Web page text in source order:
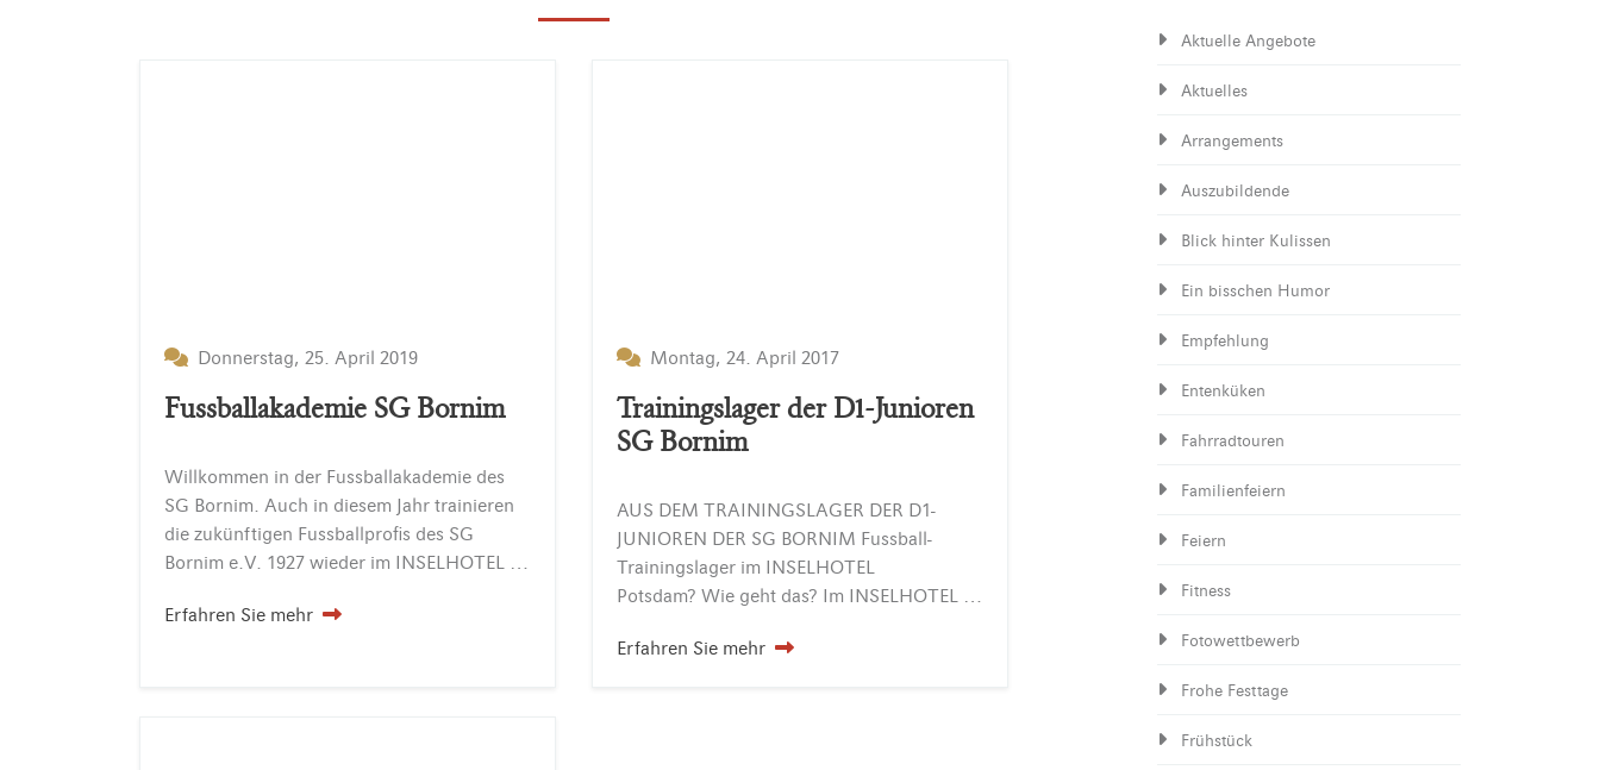
Donnerstag, 25. April 2019
Fussballakademie SG Bornim
Willkommen in der Fussballakademie des
SG Bornim. Auch in diesem Jahr trainieren
die zukünftigen Fussballprofis des SG
Bornim e.V. 1927 wieder im INSELHOTEL Potsdam. Insgesamt bereiten sich 20 Kinder der E1 und der D1 auf ihre Meisterschaften und die Pokalspiele…
Erfahren Sie mehr
Montag, 24. April 2017
Trainingslager der D1-Junioren
SG Bornim
AUS DEM TRAININGSLAGER DER D1-
JUNIOREN DER SG BORNIM Fussball-
Trainingslager im INSELHOTEL
Potsdam? Wie geht das? Im INSELHOTEL Potsdam? Nicht im Sportverein? In den letzten Tagen konnte man auf der Insel Hermannswerder die D1-Junioren der SG Bornim beim Trainieren beobachten. Dabei bot das…
Erfahren Sie mehr
Aktuelle Angebote
Aktuelles
Arrangements
Auszubildende
Blick hinter Kulissen
Ein bisschen Humor
Empfehlung
Entenküken
Fahrradtouren
Familienfeiern
Feiern
Fitness
Fotowettbewerb
Frohe Festtage
Frühstück